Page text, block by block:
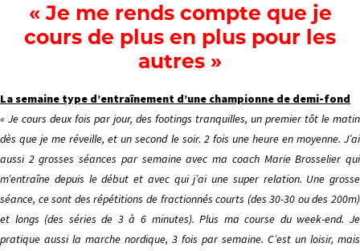
« Je me rends compte que je
cours de plus en plus pour les
autres »
La semaine type d’entraînement d’une championne de demi-fond
« Je cours deux fois par jour, des footings tranquilles, un premier tôt le matin
dès que je me réveille, et un second le soir. 2 fois une heure en moyenne. J’ai
aussi 2 grosses séances par semaine avec ma coach Marie Brosselier qui
m’entraîne depuis le début et avec qui j’ai une super relation. Une grosse
séance, ce sont des répétitions de fractionnés courts (des 30-30 ou des 200m)
et longs (des séries de 3 à 6 minutes). Plus ma course du week-end. Je
pratique aussi la marche nordique, 3 fois par semaine. C’est un loisir, mais